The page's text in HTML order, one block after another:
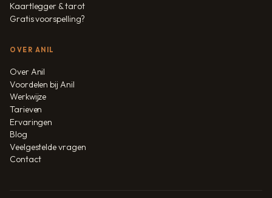
Kaartlegger & tarot
Gratis voorspelling?
OVER ANIL
Over Anil
Voordelen bij Anil
Werkwijze
Tarieven
Ervaringen
Blog
Veelgestelde vragen
Contact